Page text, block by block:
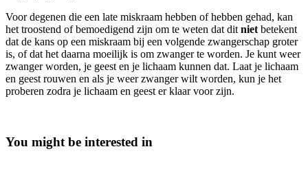
Voor degenen die een late miskraam hebben of hebben gehad, kan
het troostend of bemoedigend zijn om te weten dat dit niet betekent
dat de kans op een miskraam bij een volgende zwangerschap groter
is, of dat het daarna moeilijk is om zwanger te worden. Je kunt weer
zwanger worden, je geest en je lichaam kunnen dat. Laat je lichaam
en geest rouwen en als je weer zwanger wilt worden, kun je het
proberen zodra je lichaam en geest er klaar voor zijn.
You might be interested in